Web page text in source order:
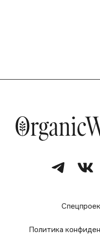
Политика